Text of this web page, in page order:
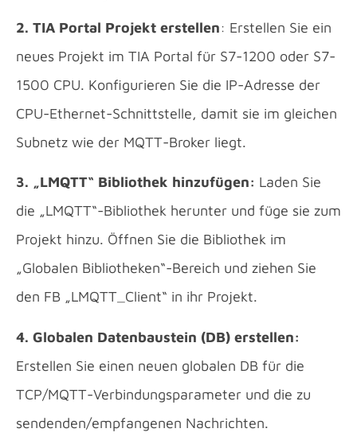
2. TIA Portal Projekt erstellen: Erstellen Sie ein
neues Projekt im TIA Portal für S7-1200 oder S7-
1500 CPU. Konfigurieren Sie die IP-Adresse der
CPU-Ethernet-Schnittstelle, damit sie im gleichen
Subnetz wie der MQTT-Broker liegt.
3. „LMQTT“ Bibliothek hinzufügen: Laden Sie
die „LMQTT“-Bibliothek herunter und füge sie zum
Projekt hinzu. Öffnen Sie die Bibliothek im
„Globalen Bibliotheken“-Bereich und ziehen Sie
den FB „LMQTT_Client“ in ihr Projekt.
4. Globalen Datenbaustein (DB) erstellen:
Erstellen Sie einen neuen globalen DB für die
TCP/MQTT-Verbindungsparameter und die zu
sendenden/empfangenen Nachrichten.